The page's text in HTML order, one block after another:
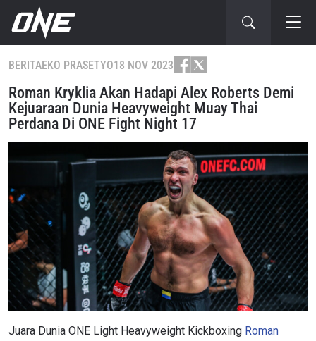
BERITAEKO PRASETYO18 NOV 2023
Roman Kryklia Akan Hadapi Alex Roberts Demi
Kejuaraan Dunia Heavyweight Muay Thai
Perdana Di ONE Fight Night 17
Juara Dunia ONE Light Heavyweight Kickboxing Roman